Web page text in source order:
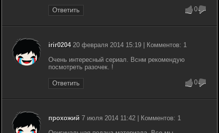
Ответить 0
irir020420 февраля 2014 15:19 | Комментов: 1
Очень интересный сериал. Вснм рекомендую
посмотреть разочек. !
Ответить 0
прохожий 7 июля 2014 11:42 | Комментов: 1